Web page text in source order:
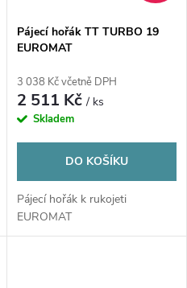
Pájecí hořák TT TURBO 19
EUROMAT
3 038 Kč včetně DPH
2 511 Kč/ ks
Skladem
DO KOŠÍKU
Pájecí hořák k rukojeti
EUROMAT